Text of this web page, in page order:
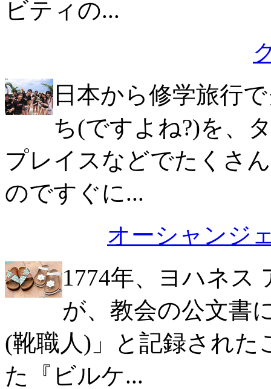
ビティの...
日本から修学旅行
ち(ですよね?)を、
プレイスなどでたくさ
のですぐに...
オーシャンジ
1774年、ヨハネス
が、教会の公文書
(靴職人)」と記録され
た『ビルケ...